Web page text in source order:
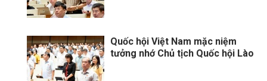
Quốc hội Việt Nam mặc niệm
tưởng nhớ Chủ tịch Quốc hội Lào